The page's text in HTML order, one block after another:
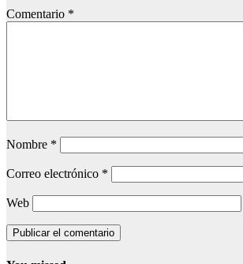
Comentario *
Nombre *
Correo electrónico *
Web